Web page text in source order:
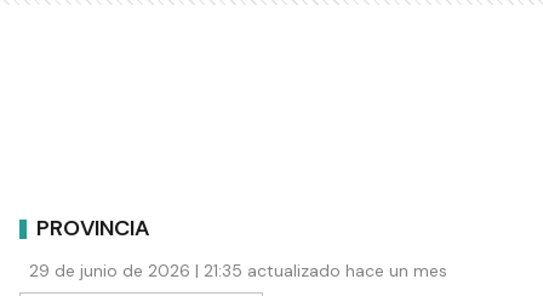
PROVINCIA
29 de junio de 2026 | 21:35 actualizado hace un mes